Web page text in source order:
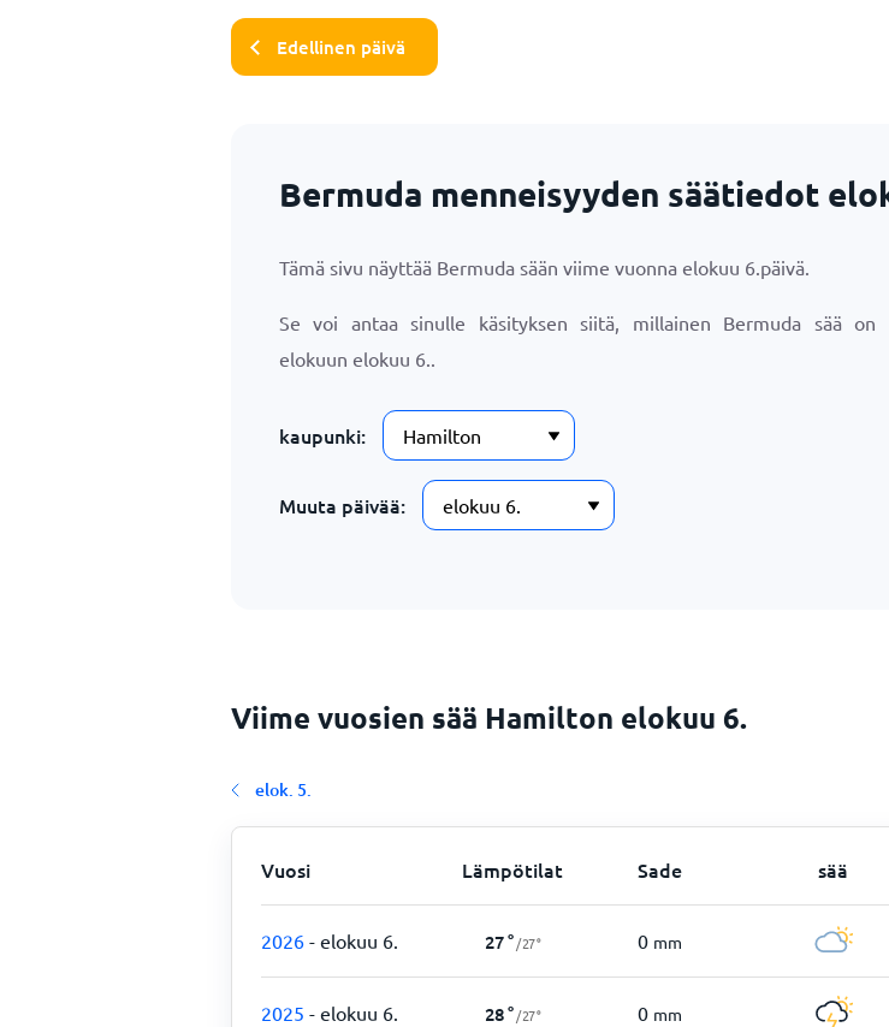
Edellinen päivä
Bermuda menneisyyden säätiedot
Tämä sivu näyttää Bermuda sään viime vuonna elokuu 6.päivä.
Se voi antaa sinulle käsityksen siitä, millainen Bermuda sää on
elokuun elokuu 6..
kaupunki:
Muuta päivää:
Viime vuosien sää Hamilton elokuu 6.
elok. 5.
Vuosi Lämpötilat Sade sää
2026 - elokuu 6. 27° /27° 0 mm
2025 - elokuu 6. 28° /27° 0 mm